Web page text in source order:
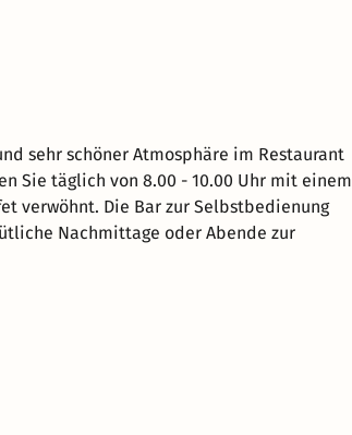
sehr schöner Atmosphäre im Restaurant
Sie täglich von 8.00 - 10.00 Uhr mit einem
verwöhnt. Die Bar zur Selbstbedienung
Nachmittage oder Abende zur